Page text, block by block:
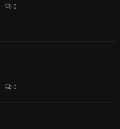
0
0